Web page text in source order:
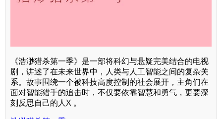
《浩渺猎杀第一季》是一部将科幻与悬疑完美结合的电视
剧，讲述了在未来世界中，人类与人工智能之间的复杂关
系。故事围绕一个被科技高度控制的社会展开，主角们在
面对智能猎手的追击时，不仅要依靠智慧和勇气，更要深
刻反思自己的人X 。